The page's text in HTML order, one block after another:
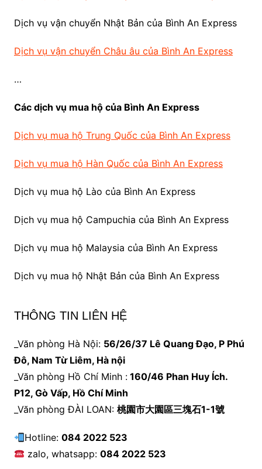
Dịch vụ vận chuyển Nhật Bản của Bình An Express
Dịch vụ vận chuyển Châu âu của Bình An Express
…
Các dịch vụ mua hộ của Bình An Express
Dịch vụ mua hộ Trung Quốc của Bình An Express
Dịch vụ mua hộ Hàn Quốc của Bình An Express
Dịch vụ mua hộ Lào của Bình An Express
Dịch vụ mua hộ Campuchia của Bình An Express
Dịch vụ mua hộ Malaysia của Bình An Express
Dịch vụ mua hộ Nhật Bản của Bình An Express
THÔNG TIN LIÊN HỆ
_Văn phòng Hà Nội: 56/26/37 Lê Quang Đạo, P Phú
Đô, Nam Từ Liêm, Hà nội
_Văn phòng Hồ Chí Minh :160/46 Phan Huy Ích.
P12, Gò Vấp, Hồ Chí Minh
_Văn phòng ĐÀI LOAN: 桃園市大園區三塊石1-1號
Hotline:084 2022 523
zalo, whatsapp:084 2022 523